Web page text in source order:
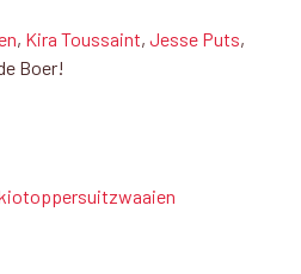
, Kira Toussaint,Jesse Puts,
Boer!
toppersuitzwaaien